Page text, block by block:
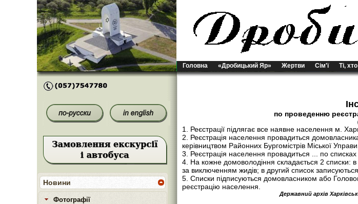
Головна «Дробицький Яр» Жертви Сім'ї Ті,
Новини
Фотографії
по проведенню
1. Реєстрації підлягає все наявне населення м.
2. Реєстрація населення провадиться
керівництвом Районних Бургомістрів Міської Управи.
3. Реєстрація населення провадиться ... по
4. На кожне домоволодіння складається 2 списки:
за виключенням жидів; в другий список записуються
5. Списки підписуються домовласником або
реєстрацію населення.
Державний архів